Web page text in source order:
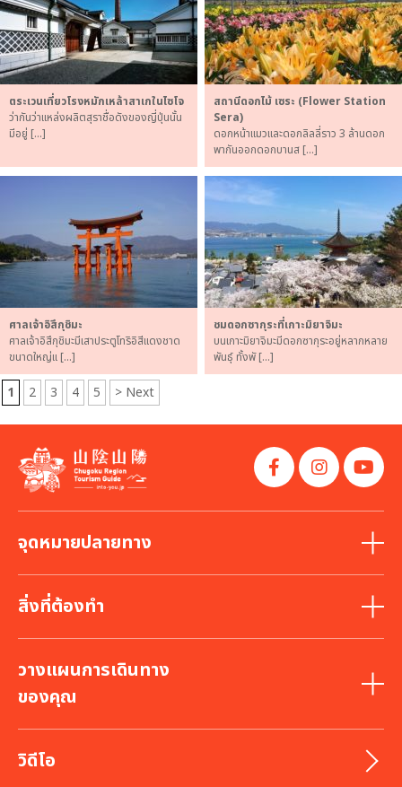
ตระเวนเที่ยวโรงหมักเหล้าสาเกในไซโจ
ว่ากันว่าแหล่งผลิตสุราชื่อดังของญี่ปุ่นนั้น
มีอยู่ […]
สถานีดอกไม้ เซระ (Flower Station
Sera)
ดอกหน้าแมวและดอกลิลลี่ราว 3 ล้านดอก
พากันออกดอกบานส […]
ศาลเจ้าอิสึกุชิมะ
ศาลเจ้าอิสึกุชิมะมีเสาประตูโทริอิสีแดงชาด
ขนาดใหญ่แ […]
ชมดอกซากุระที่เกาะมิยาจิมะ
บนเกาะมิยาจิมะมีดอกซากุระอยู่หลากหลาย
พันธุ์ ทั้งพั […]
1 2 3 4 5 > Next
จุดหมายปลายทาง
สิ่งที่ต้องทำ
วางแผนการเดินทาง
ของคุณ
วิดีโอ